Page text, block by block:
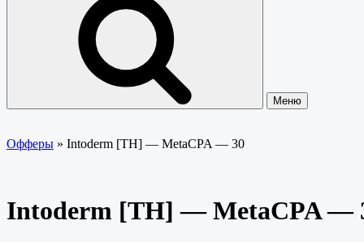
Меню
Офферы » Intoderm [TH] — MetaCPA — 30
Intoderm [TH] — MetaCPA —